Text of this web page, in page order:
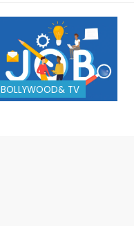
BOLLYWOOD& TV